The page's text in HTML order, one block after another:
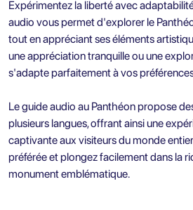
Expérimentez la liberté avec
audio vous permet d'explorer le
tout en appréciant ses éléments
une appréciation tranquille ou une
s'adapte parfaitement à vos
Le guide audio au Panthéon propose
plusieurs langues, offrant ainsi une
captivante aux visiteurs du monde
préférée et plongez facilement dans la
monument emblématique.